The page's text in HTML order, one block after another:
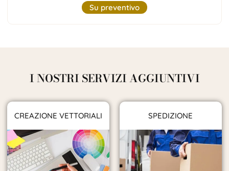
Su preventivo
I NOSTRI SERVIZI AGGIUNTIVI
CREAZIONE VETTORIALI SPEDIZIONE